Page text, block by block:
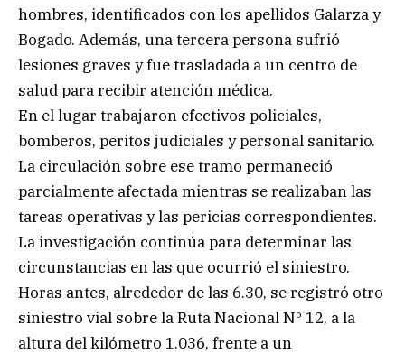
hombres, identificados con los apellidos Galarza y
Bogado. Además, una tercera persona sufrió
lesiones graves y fue trasladada a un centro de
salud para recibir atención médica.
En el lugar trabajaron efectivos policiales,
bomberos, peritos judiciales y personal sanitario.
La circulación sobre ese tramo permaneció
parcialmente afectada mientras se realizaban las
tareas operativas y las pericias correspondientes.
La investigación continúa para determinar las
circunstancias en las que ocurrió el siniestro.
Horas antes, alrededor de las 6.30, se registró otro
siniestro vial sobre la Ruta Nacional Nº 12, a la
altura del kilómetro 1.036, frente a un